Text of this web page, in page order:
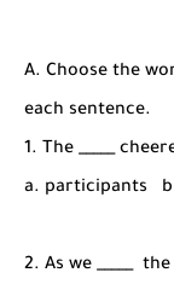
A. Choose the
each sentence.
1. The _____
a. participants
2. As we _____